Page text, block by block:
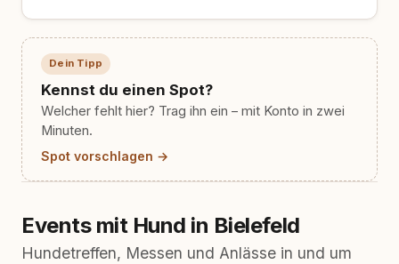
Dein Tipp
Kennst du einen Spot?
Welcher fehlt hier? Trag ihn ein – mit Konto in zwei
Minuten.
Spot vorschlagen →
Events mit Hund in Bielefeld
Hundetreffen, Messen und Anlässe in und um